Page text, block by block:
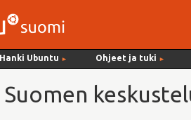
Hanki Ubuntu ► Ohjeet ja tuki ►